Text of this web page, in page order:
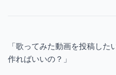
ブログ
「歌ってみた動画を投稿した
作ればいいの？」